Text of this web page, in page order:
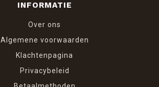
INFORMATIE
Over ons
Algemene voorwaarden
Klachtenpagina
Privacybeleid